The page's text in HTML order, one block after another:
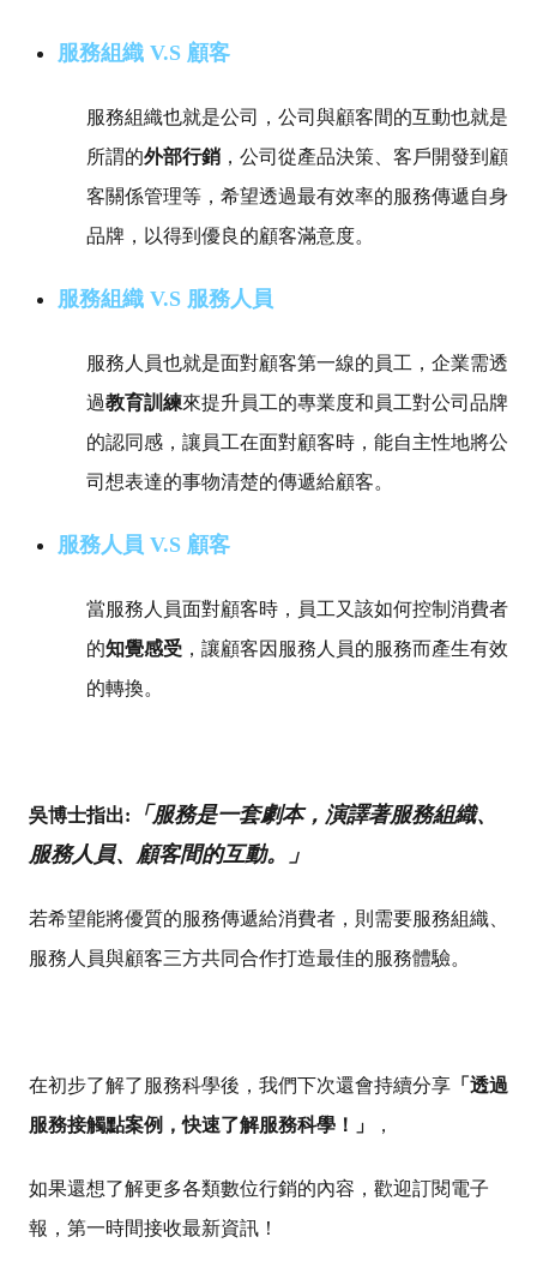
服務組織 V.S 顧客
服務組織也就是公司，公司與顧客間的互動也就是
所謂的外部行銷 ，公司從產品決策、客戶開發到顧
客關係管理等，希望透過最有效率的服務傳遞自身
品牌，以得到優良的顧客滿意度。
服務組織 V.S 服務人員
服務人員也就是面對顧客第一線的員工，企業需透
過教育訓練來提升員工的專業度和員工對公司品牌
的認同感，讓員工在面對顧客時，能自主性地將公
司想表達的事物清楚的傳遞給顧客。
服務人員 V.S 顧客
當服務人員面對顧客時，員工又該如何控制消費者
的知覺感受 ，讓顧客因服務人員的服務而產生有效
的轉換。
吳博士指出:
「服務是一套劇本，演譯著服務組織、
服務人員、顧客間的互動。」
若希望能將優質的服務傳遞給消費者，則需要服務組織、
服務人員與顧客三方共同合作打造最佳的服務體驗。
在初步了解了服務科學後，我們下次還會持續分享 「透過
服務接觸點案例，快速了解服務科學！」
，
如果還想了解更多各類數位行銷的內容，歡迎訂閱電子
報，第一時間接收最新資訊！